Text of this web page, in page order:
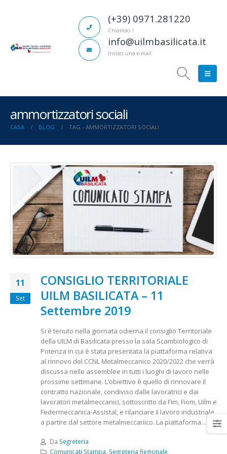
(+39) 0971.281220
Chiamaci !
info@uilmbasilicata.it
Inviaci una e-mail
ammortizzatori sociali
CASA BLOG TAG - AMMORTIZZATORI SOCIALI
11
Set
CONSIGLIO TERRITORIALE
UILM BASILICATA – 11
Settembre 2019
Si è tenuto nella giornata odierna il consiglio Territoriale
della UILM di Basilicata presso la sala Scambiologico di
Potenza in cui è stata presentata la piattaforma relativa
al rinnovo del CCNL Metalmeccanico 2020/2022 che verrà
discussa nelle assemblee in tutti i luoghi di lavoro nelle
prossime settimane. L’obiettivo è quello di rinnovare il
contratto nazionale, condiviso dalle lavoratrici e dai
lavoratori metalmeccanici, sottoscritto da Fim, Fiom, Uilm e
Federmeccanica-Assistal, e rilanciare il lavoro industriale
a partire dal settore metalmeccanico. La piattaforma...
Da Segreteria
Comunicati Stampa, Segreteria Regionale